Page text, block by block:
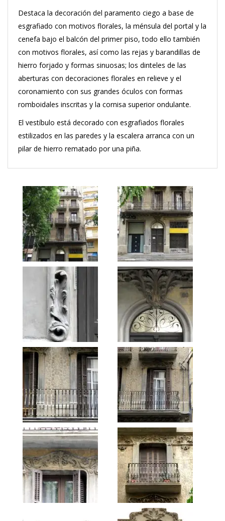
Destaca la decoración del paramento ciego a base de
esgrafiado con motivos florales, la ménsula del portal y la
cenefa bajo el balcón del primer piso, todo ello también
con motivos florales, así como las rejas y barandillas de
hierro forjado y formas sinuosas; los dinteles de las
aberturas con decoraciones florales en relieve y el
coronamiento con sus grandes óculos con formas
romboidales inscritas y la cornisa superior ondulante.
El vestíbulo está decorado con esgrafiados florales
estilizados en las paredes y la escalera arranca con un
pilar de hierro rematado por una piña.